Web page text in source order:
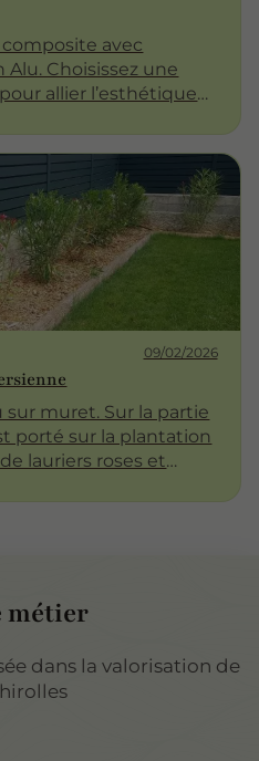
avec
Choisissez une
allier l’esthétique
09/02/2026
muret. Sur la partie
lauriers roses et
métier
dans la valorisation de